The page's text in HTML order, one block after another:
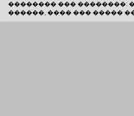
�������� ��� ��������:
������, ���� ��� �����